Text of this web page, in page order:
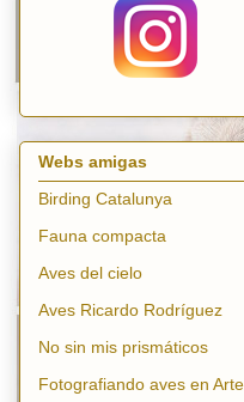
Webs amigas
Birding Catalunya
Fauna compacta
Aves del cielo
Aves Ricardo Rodríguez
No sin mis prismáticos
Fotografiando aves en